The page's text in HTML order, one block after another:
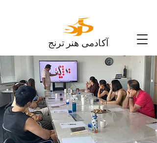
آکادمی هنر ترنج